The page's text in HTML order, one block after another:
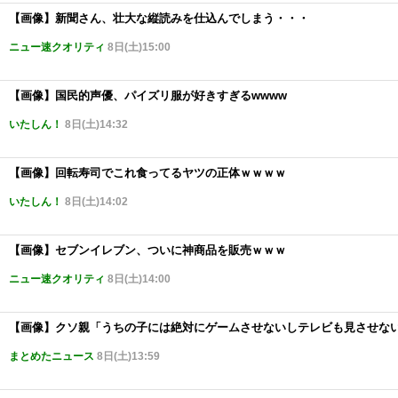
【画像】新聞さん、壮大な縦読みを仕込んでしまう・・・
ニュー速クオリティ 8日(土)15:00
【画像】国民的声優、パイズリ服が好きすぎるwwww
いたしん！ 8日(土)14:32
【画像】回転寿司でこれ食ってるヤツの正体ｗｗｗｗ
いたしん！ 8日(土)14:02
【画像】セブンイレブン、ついに神商品を販売ｗｗｗ
ニュー速クオリティ 8日(土)14:00
【画像】クソ親「うちの子には絶対にゲームさせないしテレビも見させな
まとめたニュース 8日(土)13:59